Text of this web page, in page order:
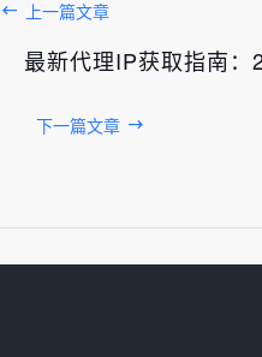
上一篇文章
最新代理IP获取指南
下一篇文章